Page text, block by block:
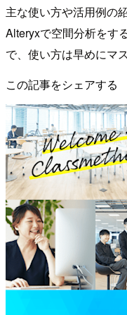
主な使い方や活用例の
Alteryxで空間分析をす
で、使い方は早めにマ
この記事をシェアする